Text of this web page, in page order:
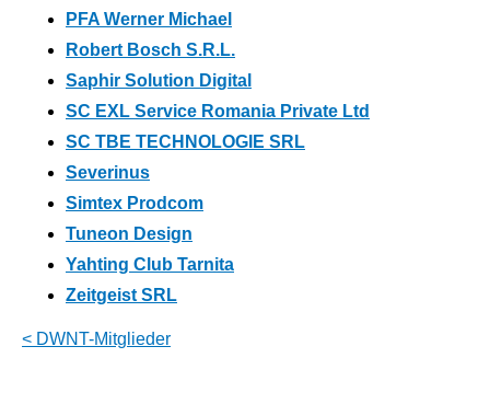
PFA Werner Michael
Robert Bosch S.R.L.
Saphir Solution Digital
SC EXL Service Romania Private Ltd
SC TBE TECHNOLOGIE SRL
Severinus
Simtex Prodcom
Tuneon Design
Yahting Club Tarnita
Zeitgeist SRL
< DWNT-Mitglieder